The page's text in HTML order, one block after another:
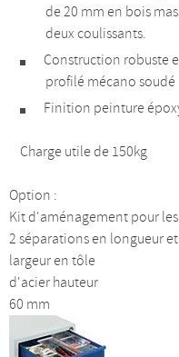
de 20 mm en bois
deux coulissants.
Construction robuste
profilé mécano soudé
Finition peinture
Charge utile de 150kg
Option :
Kit d'aménagement pour
2 séparations en longueur
largeur en tôle
d'acier hauteur
60 mm